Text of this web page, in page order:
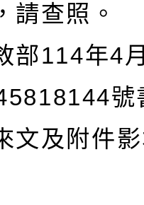
請查照。
部114年4
號
文及附件